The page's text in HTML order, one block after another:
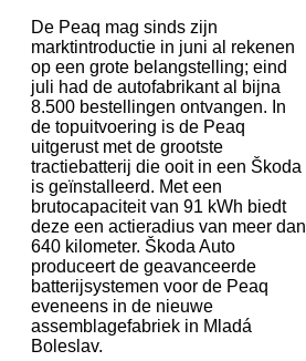
De Peaq mag sinds zijn
marktintroductie in juni al rekenen
op een grote belangstelling; eind
juli had de autofabrikant al bijna
8.500 bestellingen ontvangen. In
de topuitvoering is de Peaq
uitgerust met de grootste
tractiebatterij die ooit in een Škoda
is geïnstalleerd. Met een
brutocapaciteit van 91 kWh biedt
deze een actieradius van meer dan
640 kilometer. Škoda Auto
produceert de geavanceerde
batterijsystemen voor de Peaq
eveneens in de nieuwe
assemblagefabriek in Mladá
Boleslav.